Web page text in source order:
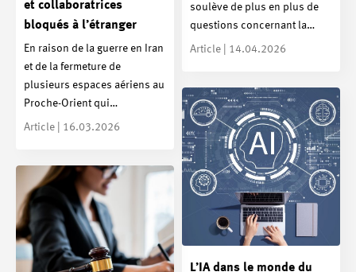
soulève de plus en plus de
questions concernant la…
Article | 14.04.2026
et collaboratrices
bloqués à l’étranger
En raison de la guerre en Iran
et de la fermeture de
plusieurs espaces aériens au
Proche-Orient qui…
Article | 16.03.2026
L’IA dans le monde du